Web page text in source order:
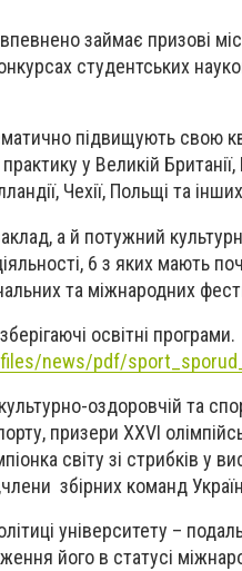
займає призові
студентських
підвищують свою
у Великій
Чехії, Польщі та
а й потужний
6 з яких мають
та міжнародних
освітні програми.
news/pdf/
оздоровчій та
призери XXVI
світу зі стрибків у
збірних команд
університету –
його в статусі